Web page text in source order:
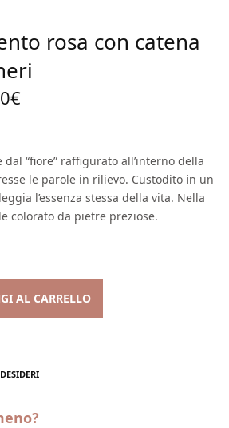
rosa con catena
€
è:
304,50€.
dal “fiore” raffigurato all’interno della
le parole in rilievo. Custodito in un
l’essenza stessa della vita. Nella
colorato da pietre preziose.
AL CARRELLO